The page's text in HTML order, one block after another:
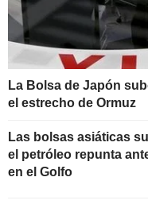
La Bolsa de Japón
el estrecho de Ormuz
Las bolsas asiáticas
el petróleo repunta
en el Golfo